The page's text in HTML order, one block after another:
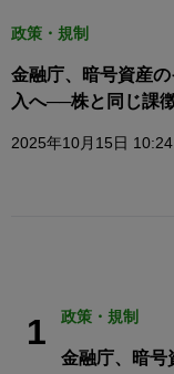
政策・規制
金融庁、暗号資産
入へ──株と同じ課
2025年10月15日 10:24
1 政策・規制
金融庁、暗号